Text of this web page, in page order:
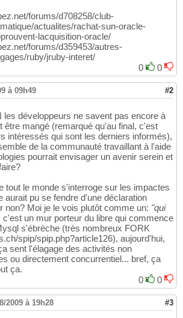
forums/d708258/club-
actualites/rachat-sun-oracle-
lacquisition-oracle/
forums/d359453/autres-
ruby/jruby-interet/
0
0
à 09h49 #2
les développeurs ne savent pas encore à
être mangé (remarqué qu'au final, c'est
intéressés qui sont les derniers informés),
de la communauté travaillant à l'aide
pourrait envisager un avenir serein et
tout le monde s'interroge sur les impactes
aurait pu se fendre d'une déclaration
non? Moi je le vois plutôt comme un: "qui
c'est un mur porteur du libre qui commence
s'ébrèche (très nombreux FORK
spip/spip.php?article126), aujourd'hui,
sent l'élagage des activités non
ou directement concurrentiel... bref, ça
ça.
0
0
2009 à 19h28 #3